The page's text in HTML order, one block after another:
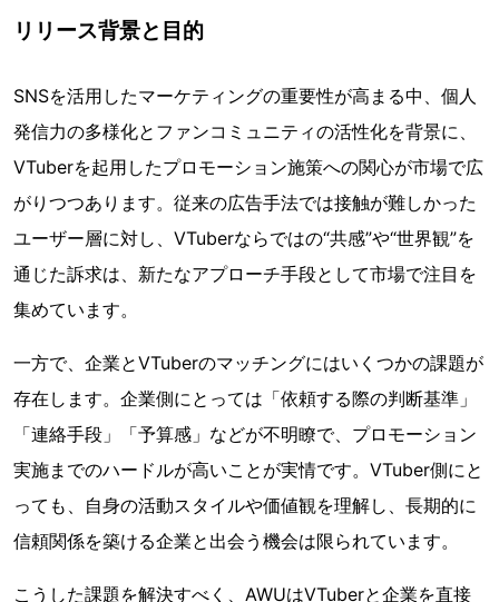
リリース背景と目的
SNSを活用したマーケティングの重要性が高まる中、個人
発信力の多様化とファンコミュニティの活性化を背景に、
VTuberを起用したプロモーション施策への関心が市場で広
がりつつあります。従来の広告手法では接触が難しかった
ユーザー層に対し、VTuberならではの“共感”や“世界観”を
通じた訴求は、新たなアプローチ手段として市場で注目を
集めています。
一方で、企業とVTuberのマッチングにはいくつかの課題が
存在します。企業側にとっては「依頼する際の判断基準」
「連絡手段」「予算感」などが不明瞭で、プロモーション
実施までのハードルが高いことが実情です。VTuber側にと
っても、自身の活動スタイルや価値観を理解し、長期的に
信頼関係を築ける企業と出会う機会は限られています。
こうした課題を解決すべく、AWUはVTuberと企業を直接